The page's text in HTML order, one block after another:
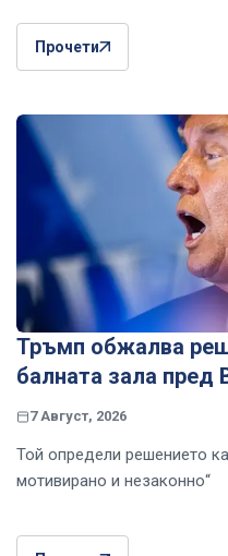
Прочети
Тръмп обжалва
балната зала пред
7 Август, 2026
Той определи решението
мотивирано и незаконно“